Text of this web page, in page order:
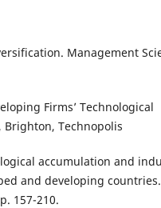
Management
Firms’ Technological
Brighton, Technopolis
accumulation and
and developing
157-210.